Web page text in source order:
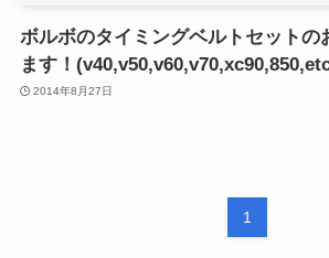
ボルボのタイミングベルトセットの
ます！
2014年8月27日
1